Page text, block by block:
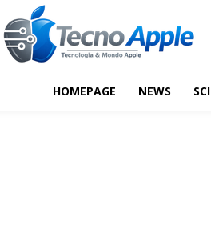
HOMEPAGE NEWS